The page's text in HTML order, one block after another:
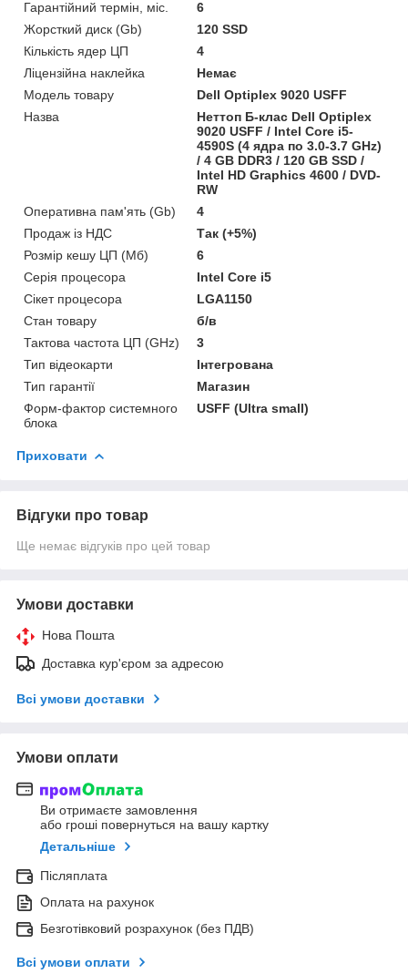
Гарантійний термін, міс.
6
Жорсткий диск (Gb)
120 SSD
Кількість ядер ЦП
4
Ліцензійна наклейка
Немає
Модель товару
Dell Optiplex 9020 USFF
Назва
Неттоп Б-клас Dell Optiplex
9020 USFF / Intel Core i5-
4590S (4 ядра по 3.0-3.7 GHz)
/ 4 GB DDR3 / 120 GB SSD /
Intel HD Graphics 4600 / DVD-
RW
Оперативна пам'ять (Gb)
4
Продаж із НДС
Так (+5%)
Розмір кешу ЦП (Мб)
6
Серія процесора
Intel Core i5
Сікет процесора
LGA1150
Стан товару
б/в
Тактова частота ЦП (GHz)
3
Тип відеокарти
Інтегрована
Тип гарантії
Магазин
Форм-фактор системного
блока
USFF (Ultra small)
Приховати
Відгуки про товар
Ще немає відгуків про цей товар
Умови доставки
Нова Пошта
Доставка кур'єром за адресою
Всі умови доставки
Умови оплати
Ви отримаєте замовлення
або гроші повернуться на вашу картку
Детальніше
Післяплата
Оплата на рахунок
Безготівковий розрахунок (без ПДВ)
Всі умови оплати